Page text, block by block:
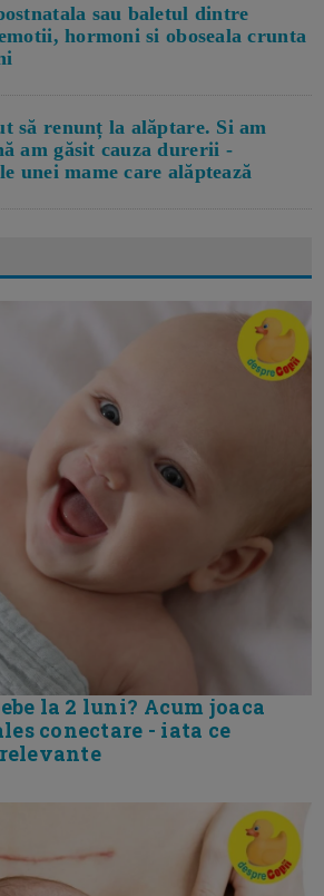
sau baletul dintre
hormoni si oboseala crunta
să renunț la alăptare. Si am
am găsit cauza durerii -
unei mame care alăptează
la 2 luni? Acum joaca
conectare - iata ce